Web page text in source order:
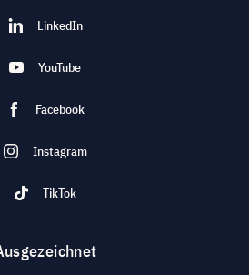
LinkedIn
YouTube
Facebook
Instagram
TikTok